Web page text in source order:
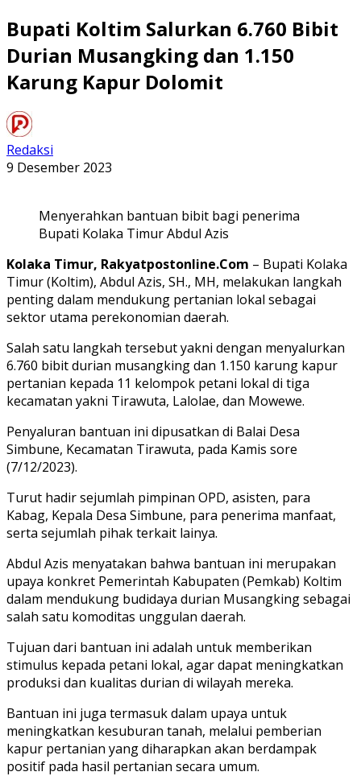
Bupati Koltim Salurkan 6.760 Bibit
Durian Musangking dan 1.150
Karung Kapur Dolomit
Redaksi
9 Desember 2023
Menyerahkan bantuan bibit bagi penerima
Bupati Kolaka Timur Abdul Azis
Kolaka Timur, Rakyatpostonline.Com – Bupati Kolaka
Timur (Koltim), Abdul Azis, SH., MH, melakukan langkah
penting dalam mendukung pertanian lokal sebagai
sektor utama perekonomian daerah.
Salah satu langkah tersebut yakni dengan menyalurkan
6.760 bibit durian musangking dan 1.150 karung kapur
pertanian kepada 11 kelompok petani lokal di tiga
kecamatan yakni Tirawuta, Lalolae, dan Mowewe.
Penyaluran bantuan ini dipusatkan di Balai Desa
Simbune, Kecamatan Tirawuta, pada Kamis sore
(7/12/2023).
Turut hadir sejumlah pimpinan OPD, asisten, para
Kabag, Kepala Desa Simbune, para penerima manfaat,
serta sejumlah pihak terkait lainya.
Abdul Azis menyatakan bahwa bantuan ini merupakan
upaya konkret Pemerintah Kabupaten (Pemkab) Koltim
dalam mendukung budidaya durian Musangking sebagai
salah satu komoditas unggulan daerah.
Tujuan dari bantuan ini adalah untuk memberikan
stimulus kepada petani lokal, agar dapat meningkatkan
produksi dan kualitas durian di wilayah mereka.
Bantuan ini juga termasuk dalam upaya untuk
meningkatkan kesuburan tanah, melalui pemberian
kapur pertanian yang diharapkan akan berdampak
positif pada hasil pertanian secara umum.